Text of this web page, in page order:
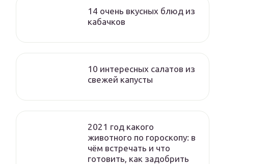
14 очень вкусных блюд из
кабачков
10 интересных салатов из
свежей капусты
2021 год какого
животного по гороскопу: в
чём встречать и что
готовить, как задобрить